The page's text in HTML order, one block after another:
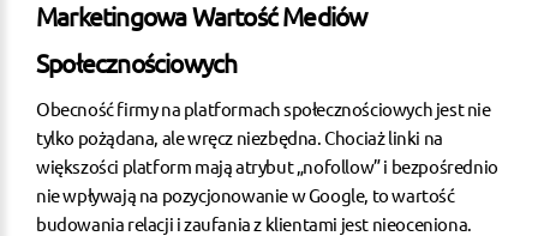
Marketingowa Wartość Mediów
Społecznościowych
Obecność firmy na platformach społecznościowych jest nie
tylko pożądana, ale wręcz niezbędna. Chociaż linki na
większości platform mają atrybut „nofollow” i bezpośrednio
nie wpływają na pozycjonowanie w Google, to wartość
budowania relacji i zaufania z klientami jest nieoceniona.